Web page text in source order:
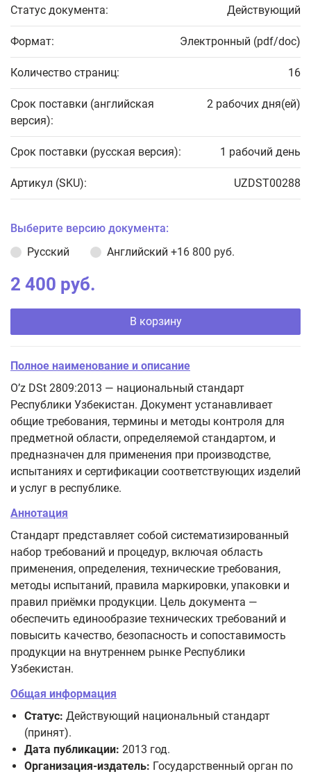
Статус документа: Действующий
Формат: Электронный (pdf/doc)
Количество страниц: 16
Срок поставки (английская
версия):
2 рабочих дня(ей)
Срок поставки (русская версия): 1 рабочий день
Артикул (SKU): UZDST00288
Выберите версию документа:
Русский
Английский +16 800 руб.
2 400 руб.
В корзину
Полное наименование и описание
O’z DSt 2809:2013 — национальный стандарт
Республики Узбекистан. Документ устанавливает
общие требования, термины и методы контроля для
предметной области, определяемой стандартом, и
предназначен для применения при производстве,
испытаниях и сертификации соответствующих изделий
и услуг в республике.
Аннотация
Стандарт представляет собой систематизированный
набор требований и процедур, включая область
применения, определения, технические требования,
методы испытаний, правила маркировки, упаковки и
правил приёмки продукции. Цель документа —
обеспечить единообразие технических требований и
повысить качество, безопасность и сопоставимость
продукции на внутреннем рынке Республики
Узбекистан.
Общая информация
Статус: Действующий национальный стандарт
(принят).
Дата публикации: 2013 год.
Организация-издатель: Государственный орган по